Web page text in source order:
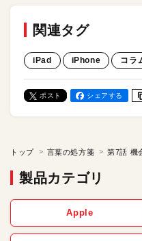
関連タグ
iPad iPhone コラ
ポスト シェアする
トップ 言葉の処方箋
製品カテゴリ
Apple